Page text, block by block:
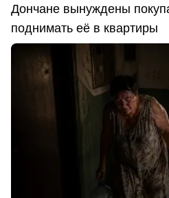
Дончане вынуждены
поднимать её в квартиры